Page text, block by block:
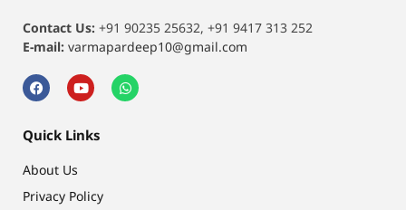
Contact Us: +91 90235 25632, +91 9417 313 252
E-mail: varmapardeep10@gmail.com
Quick Links
About Us
Privacy Policy